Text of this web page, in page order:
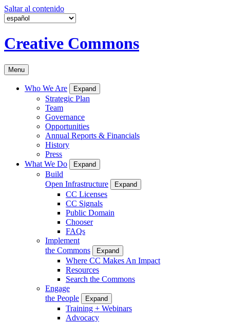
Saltar al contenido
Creative Commons
Menu
Who We Are Expand
Strategic Plan
Team
Governance
Opportunities
Annual Reports & Financials
History
Press
What We Do
Expand
Build
Open Infrastructure
Expand
CC Licenses
CC Signals
Public Domain
Chooser
FAQs
Implement
the Commons
Expand
Where CC Makes An Impact
Resources
Search the Commons
Engage
the People
Expand
Training + Webinars
Advocacy